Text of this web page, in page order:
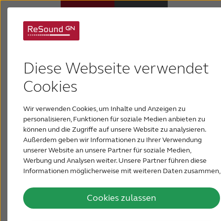
Diese Webseite verwendet
Cookies
Wir verwenden Cookies, um Inhalte und Anzeigen zu
personalisieren, Funktionen für soziale Medien anbieten zu
können und die Zugriffe auf unsere Website zu analysieren.
Außerdem geben wir Informationen zu Ihrer Verwendung
unserer Website an unsere Partner für soziale Medien,
Werbung und Analysen weiter. Unsere Partner führen diese
Informationen möglicherweise mit weiteren Daten zusammen,
Nutzung der Dienste gesammelt haben.
Cookies zulassen
Hörverlust
Über ReSound
Support & Unterstützung
FÜR AKUSTIKER
BLOG
Support für ReSound
OMNIA
Herzlichen Glückwunsch zum Kauf Ihrer neuen
ReSound OMNIA Hörsysteme. Die Hörsysteme
sind so entwickelt, dass Sie ein wirklich
individuelles Hörerlebnis erhalten. Hier finden Sie
alles, was Sie brauchen, um Ihre neuen
Hörsysteme zu verwenden und Ihre persönlichen
Präferenzen über unsere Konnektivitätsoptionen